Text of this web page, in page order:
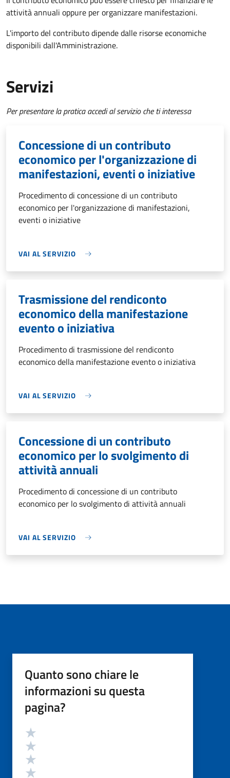
attività annuali oppure per organizzare manifestazioni.
L'importo del contributo dipende dalle risorse economiche
disponibili dall'Amministrazione.
Servizi
Per presentare la pratica accedi al servizio che ti interessa
Concessione di un contributo
economico per l'organizzazione di
manifestazioni, eventi o iniziative
Procedimento di concessione di un contributo
economico per l'organizzazione di manifestazioni,
eventi o iniziative
VAI AL SERVIZIO
Trasmissione del rendiconto
economico della manifestazione
evento o iniziativa
Procedimento di trasmissione del rendiconto
economico della manifestazione evento o iniziativa
VAI AL SERVIZIO
Concessione di un contributo
economico per lo svolgimento di
attività annuali
Procedimento di concessione di un contributo
economico per lo svolgimento di attività annuali
VAI AL SERVIZIO
Quanto sono chiare le
informazioni su questa
pagina?
Valutazione